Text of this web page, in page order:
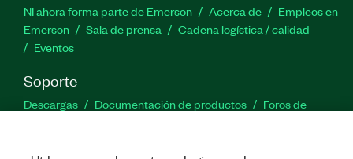
NI ahora forma parte de Emerson Acerca de
Empleos en
Emerson
Sala de prensa
Cadena logística / calidad
Eventos
Soporte
Descargas Documentación de productos
Foros de